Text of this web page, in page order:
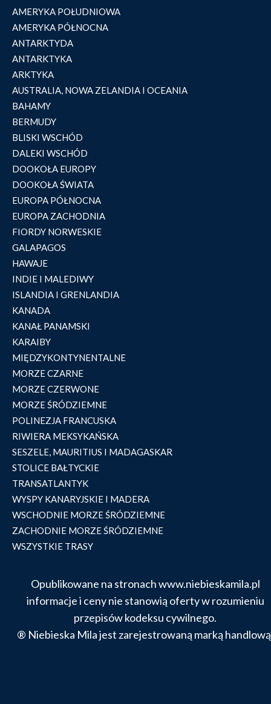
AMERYKA POŁUDNIOWA
AMERYKA PÓŁNOCNA
ANTARKTYDA
ANTARKTYKA
ARKTYKA
AUSTRALIA, NOWA ZELANDIA I OCEANIA
BAHAMY
BERMUDY
BLISKI WSCHÓD
DALEKI WSCHÓD
DOOKOŁA EUROPY
DOOKOŁA ŚWIATA
EUROPA PÓŁNOCNA
EUROPA ZACHODNIA
FIORDY NORWESKIE
GALAPAGOS
HAWAJE
INDIE I MALEDIWY
ISLANDIA I GRENLANDIA
KANADA
KANAŁ PANAMSKI
KARAIBY
MIĘDZYKONTYNENTALNE
MORZE CZARNE
MORZE CZERWONE
MORZE ŚRÓDZIEMNE
POLINEZJA FRANCUSKA
RIWIERA MEKSYKAŃSKA
SESZELE, MAURITIUS I MADAGASKAR
STOLICE BAŁTYCKIE
TRANSATLANTYK
WYSPY KANARYJSKIE I MADERA
WSCHODNIE MORZE ŚRÓDZIEMNE
ZACHODNIE MORZE ŚRÓDZIEMNE
WSZYSTKIE TRASY
Opublikowane na stronach www.niebieskamila.pl
informacje i ceny nie stanowią oferty w rozumieniu
przepisów kodeksu cywilnego.
® Niebieska Mila jest zarejestrowaną marką